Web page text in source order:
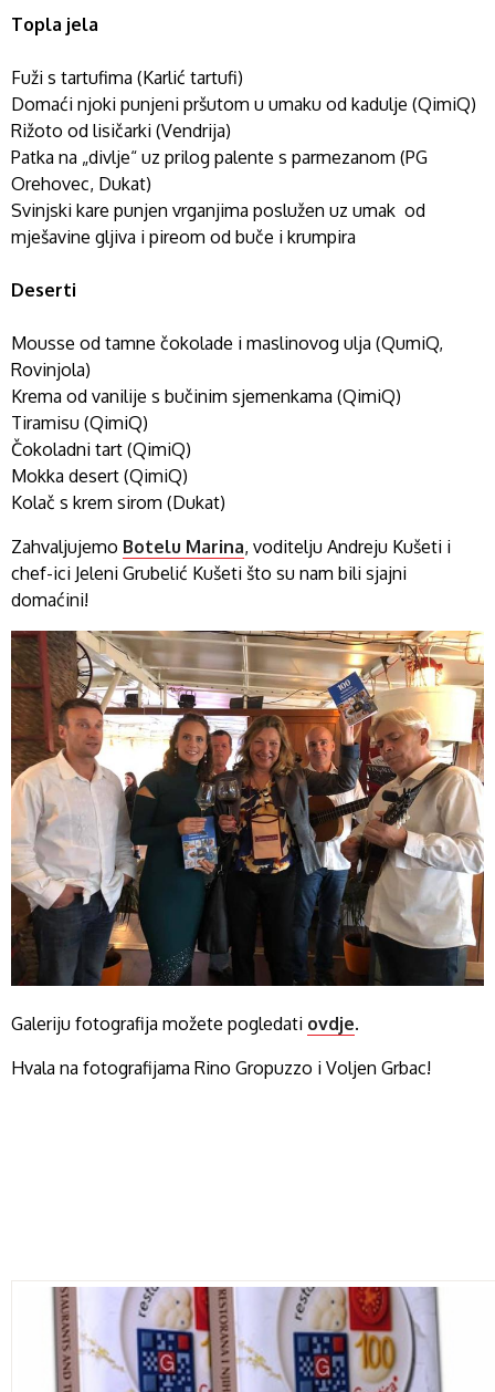
Topla jela
Fuži s tartufima (Karlić tartufi)
Domaći njoki punjeni pršutom u umaku od kadulje (QimiQ)
Rižoto od lisičarki (Vendrija)
Patka na „divlje“ uz prilog palente s parmezanom (PG
Orehovec, Dukat)
Svinjski kare punjen vrganjima poslužen uz umak od
mješavine gljiva i pireom od buče i krumpira
Deserti
Mousse od tamne čokolade i maslinovog ulja (QumiQ,
Rovinjola)
Krema od vanilije s bučinim sjemenkama (QimiQ)
Tiramisu (QimiQ)
Čokoladni tart (QimiQ)
Mokka desert (QimiQ)
Kolač s krem sirom (Dukat)
Zahvaljujemo Botelu Marina, voditelju Andreju Kušeti i
chef-ici Jeleni Grubelić Kušeti što su nam bili sjajni
domaćini!
Galeriju fotografija možete pogledati ovdje.
Hvala na fotografijama Rino Gropuzzo i Voljen Grbac!